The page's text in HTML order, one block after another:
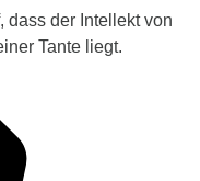
dass der Intellekt von
Tante liegt.